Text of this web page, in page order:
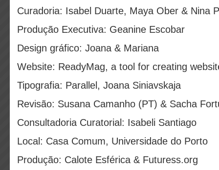
Curadoria: Isabel Duarte, Maya Ober & Nina
Produção Executiva: Geanine Escobar
Design gráfico: Joana & Mariana
Website: ReadyMag, a tool for creating
Tipografia: Parallel, Joana Siniavskaja
Revisão: Susana Camanho (PT) & Sacha
Consultadoria Curatorial: Isabeli Santiago
Local: Casa Comum, Universidade do Porto
Produção: Calote Esférica & Futuress.org